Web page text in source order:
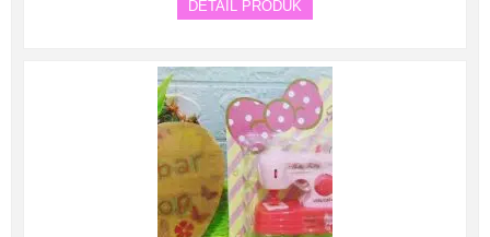
DETAIL PRODUK